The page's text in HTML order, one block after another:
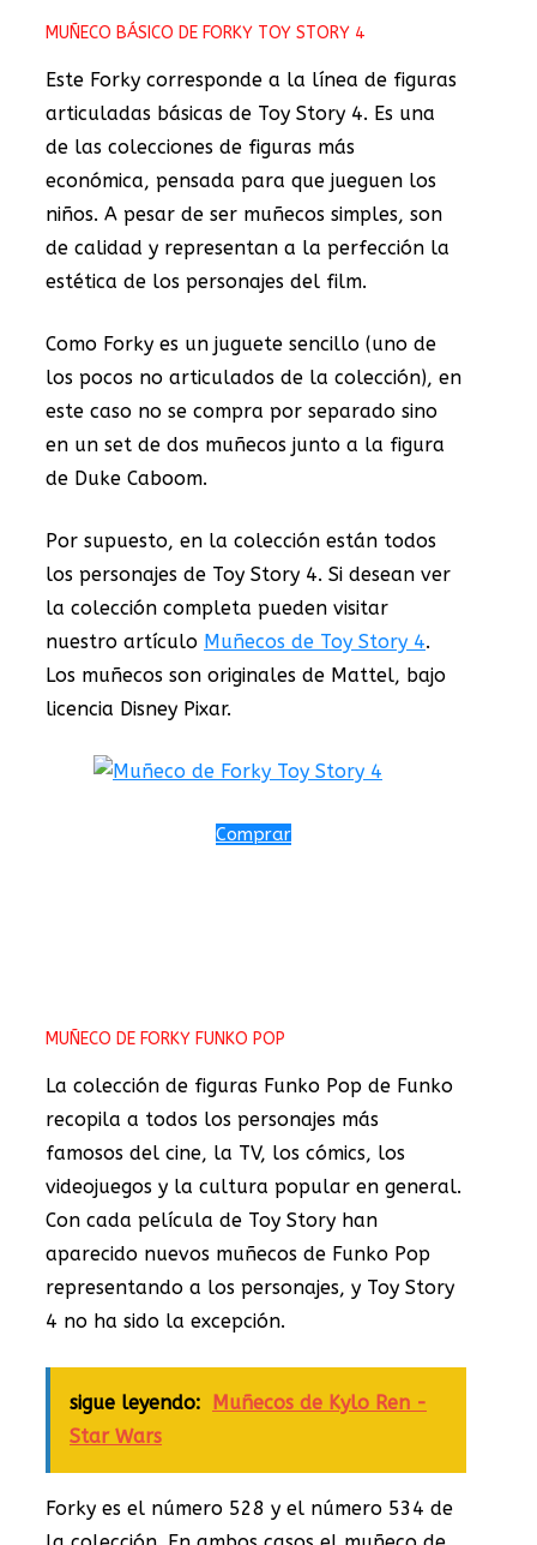
MUÑECO BÁSICO DE FORKY TOY STORY 4
Este Forky corresponde a la línea de figuras
articuladas básicas de Toy Story 4. Es una
de las colecciones de figuras más
económica, pensada para que jueguen los
niños. A pesar de ser muñecos simples, son
de calidad y representan a la perfección la
estética de los personajes del film.
Como Forky es un juguete sencillo (uno de
los pocos no articulados de la colección), en
este caso no se compra por separado sino
en un set de dos muñecos junto a la figura
de Duke Caboom.
Por supuesto, en la colección están todos
los personajes de Toy Story 4. Si desean ver
la colección completa pueden visitar
nuestro artículo Muñecos de Toy Story 4.
Los muñecos son originales de Mattel, bajo
licencia Disney Pixar.
Comprar
MUÑECO DE FORKY FUNKO POP
La colección de figuras Funko Pop de Funko
recopila a todos los personajes más
famosos del cine, la TV, los cómics, los
videojuegos y la cultura popular en general.
Con cada película de Toy Story han
aparecido nuevos muñecos de Funko Pop
representando a los personajes, y Toy Story
4 no ha sido la excepción.
sigue leyendo:
Muñecos de Kylo Ren -
Star Wars
Forky es el número 528 y el número 534 de